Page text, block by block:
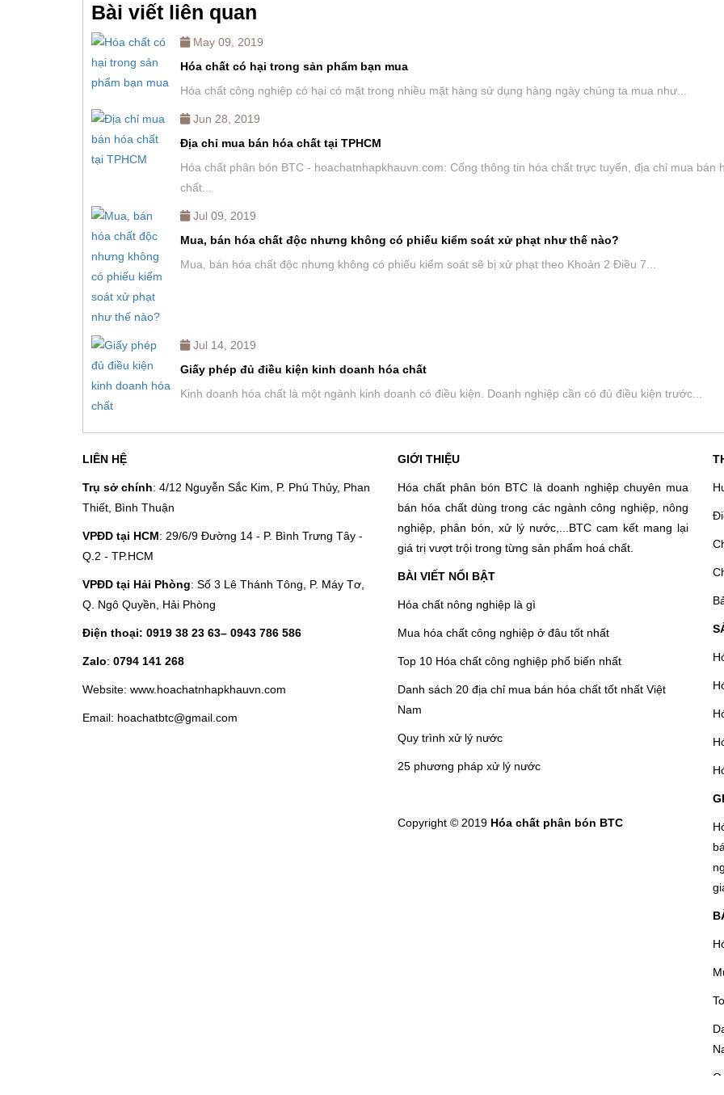
Bài viết liên quan
May 09, 2019
Hóa chất có hại trong sản phẩm bạn mua
Hóa chất công nghiệp có hại có mặt trong nhiều mặt hàng sử dụng hàng ngày chúng ta mua như...
Jun 28, 2019
Địa chỉ mua bán hóa chất tại TPHCM
Hóa chất phân bón BTC - hoachatnhapkhauvn.com: Cổng thông tin hóa chất trực tuyến, địa chỉ mua bán
chất...
Jul 09, 2019
Mua, bán hóa chất độc nhưng không có phiếu kiểm soát xử phạt như thế nào?
Mua, bán hóa chất độc nhưng không có phiếu kiểm soát sẽ bị xử phạt theo Khoản 2 Điều 7...
Jul 14, 2019
Giấy phép đủ điều kiện kinh doanh hóa chất
Kinh doanh hóa chất là một ngành kinh doanh có điều kiện. Doanh nghiệp cần có đủ điều kiện trước...
LIÊN HỆ
Trụ sở chính: 4/12 Nguyễn Sắc Kim, P. Phú Thủy, Phan
Thiết, Bình Thuận
VPĐD tại HCM: 29/6/9 Đường 14 - P. Bình Trưng Tây -
Q.2 - TP.HCM
VPĐD tại Hải Phòng: Số 3 Lê Thánh Tông, P. Máy Tơ,
Q. Ngô Quyền, Hải Phòng
Điện thoại: 0919 38 23 63– 0943 786 586
Zalo: 0794 141 268
Website: www.hoachatnhapkhauvn.com
Email: hoachatbtc@gmail.com
GIỚI THIỆU
Hóa chất phân bón BTC là doanh nghiệp chuyên mua
bán hóa chất dùng trong các ngành công nghiệp, nông
nghiệp, phân bón, xử lý nước,...BTC cam kết mang lại
giá trị vượt trội trong từng sản phẩm hoá chất.
BÀI VIẾT NỔI BẬT
Hóa chất nông nghiệp là gì
Mua hóa chất công nghiệp ở đâu tốt nhất
Top 10 Hóa chất công nghiệp phổ biến nhất
Danh sách 20 địa chỉ mua bán hóa chất tốt nhất Việt
Nam
Quy trình xử lý nước
25 phương pháp xử lý nước
Copyright © 2019 Hóa chất phân bón BTC